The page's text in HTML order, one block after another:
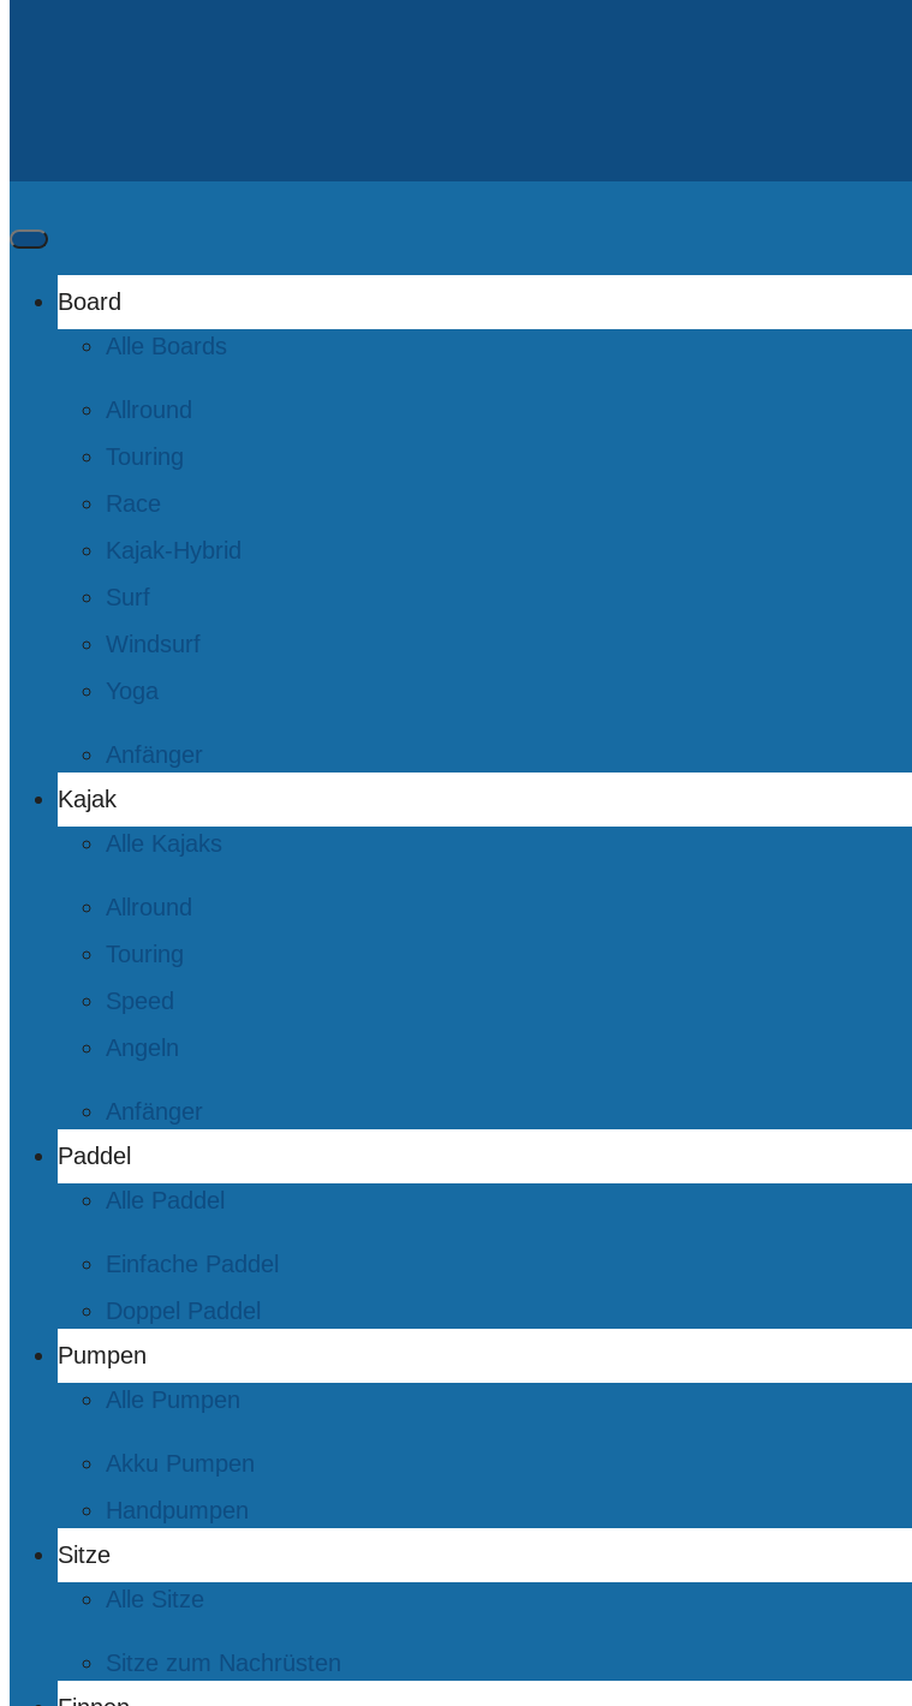
Board
Alle Boards
Allround
Touring
Race
Kajak-Hybrid
Surf
Windsurf
Yoga
Anfänger
Kajak
Alle Kajaks
Allround
Touring
Speed
Angeln
Anfänger
Paddel
Alle Paddel
Einfache Paddel
Doppel Paddel
Pumpen
Alle Pumpen
Akku Pumpen
Handpumpen
Sitze
Alle Sitze
Sitze zum Nachrüsten